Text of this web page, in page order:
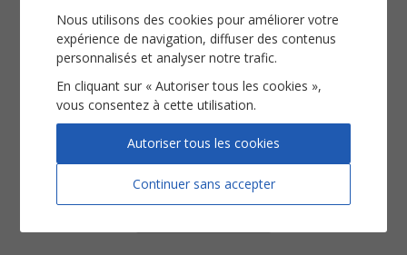
Will You Be There
Piano Chant
Nous utilisons des cookies pour améliorer votre
expérience de navigation, diffuser des contenus
personnalisés et analyser notre trafic.
En cliquant sur « Autoriser tous les cookies »,
vous consentez à cette utilisation.
Continuer sans accepter
Autoriser tous les cookies